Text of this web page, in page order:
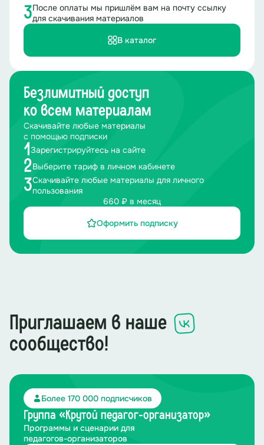
3После оплаты мы пришлём вам на почту ссылку
для скачивания материалов
В каталог
Безлимитный доступ
ко всем материалам
Скачивайте любые материалы
с помощью подписки
1 Зарегистрируйтесь на сайте
2Выберите тариф в личном кабинете
3Скачивайте любые материалы для личного
пользования
660 ₽ в месяц
Оформить подписку
Приглашаем в наше
сообщество!
Более 170 000 подписчиков
Группа «Крутой педагог-организатор»
Программы и сценарии для
педагогов-организаторов